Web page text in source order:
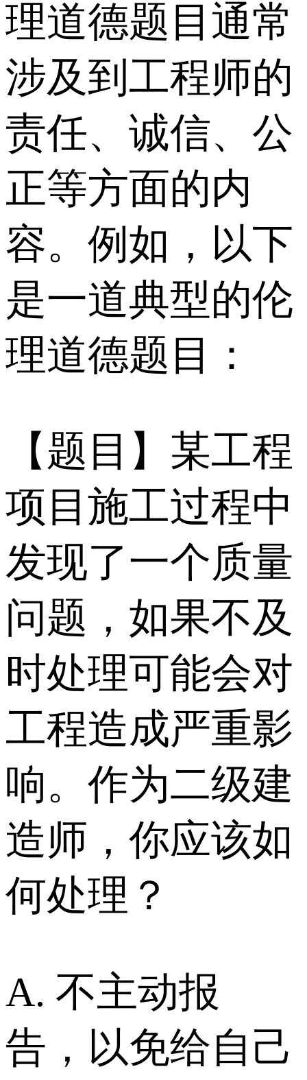
理道德题目通常
涉及到工程师的
责任、诚信、公
正等方面的内
容。例如，以下
是一道典型的伦
理道德题目：
【题目】某工程
项目施工过程中
发现了一个质量
问题，如果不及
时处理可能会对
工程造成严重影
响。作为二级建
造师，你应该如
何处理？
A. 不主动报
告，以免给自己